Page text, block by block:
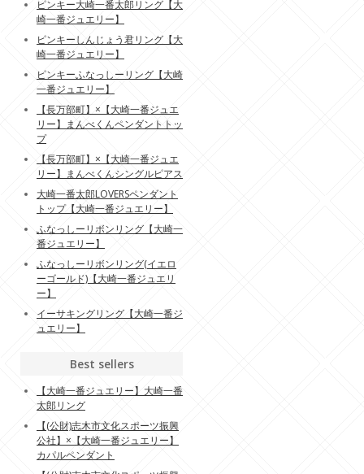
ピンキー大崎一番太郎リング【大
崎一番ジュエリー】
ピンキーしんじょう君リング【大
崎一番ジュエリー】
ピンキーふなっしーリング【大崎
一番ジュエリー】
【長万部町】×【大崎一番ジュエ
リー】まんべくんペンダントトッ
プ
【長万部町】×【大崎一番ジュエ
リー】まんべくんシングルピアス
大崎一番太郎LOVERSペンダント
トップ【大崎一番ジュエリー】
ふなっしーリボンリング【大崎一
番ジュエリー】
ふなっしーリボンリング(イエロ
ーゴールド)【大崎一番ジュエリ
ー】
イーサキングリング【大崎一番ジ
ュエリー】
Best sellers
【大崎一番ジュエリー】大崎一番
太郎リング
【(公財)志木市文化スポーツ振興
公社】×【大崎一番ジュエリー】
カパルペンダント